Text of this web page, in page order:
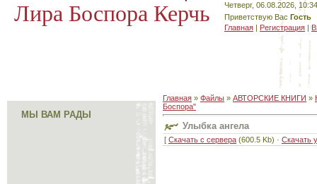
Лира Боспора Керчь
Четверг, 06.08.2026, 10:34
Приветствую Вас Гость
Главная | Регистрация |
МЫ ВАМ РАДЫ
Главная » Файлы » АВТОРСКИЕ КНИГИ »
Боспора"
Улыбка ангела
[ Скачать с сервера (600.5 Kb) · Скачать